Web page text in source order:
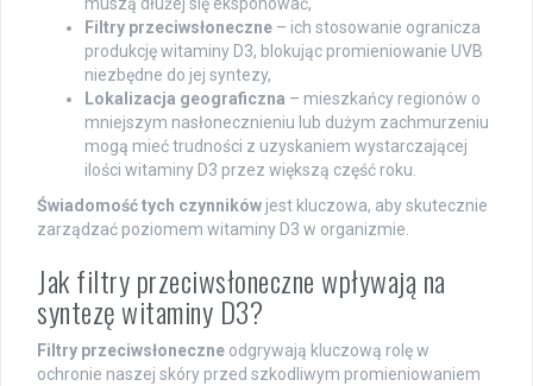
Filtry przeciwsłoneczne – ich stosowanie ogranicza
produkcję witaminy D3, blokując promieniowanie UVB
niezbędne do jej syntezy,
Lokalizacja geograficzna – mieszkańcy regionów o
mniejszym nasłonecznieniu lub dużym zachmurzeniu
mogą mieć trudności z uzyskaniem wystarczającej
ilości witaminy D3 przez większą część roku.
Świadomość tych czynników jest kluczowa, aby skutecznie
zarządzać poziomem witaminy D3 w organizmie.
Jak filtry przeciwsłoneczne wpływają na
syntezę witaminy D3?
Filtry przeciwsłoneczne odgrywają kluczową rolę w
ochronie naszej skóry przed szkodliwym promieniowaniem